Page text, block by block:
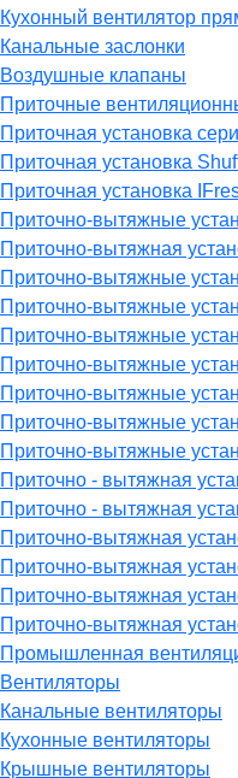
Кухонный вентилятор
Канальные заслонки
Воздушные клапаны
Приточные
Приточная установка
Приточная установка
Приточная установка
Приточно-вытяжные
Приточно-вытяжная
Приточно-вытяжные
Приточно-вытяжные
Приточно-вытяжные
Приточно-вытяжные
Приточно-вытяжные
Приточно-вытяжные
Приточно-вытяжные
Приточно - вытяжная
Приточно - вытяжная
Приточно-вытяжная
Приточно-вытяжная
Приточно-вытяжная
Приточно-вытяжная
Промышленная
Вентиляторы
Канальные вентиляторы
Кухонные вентиляторы
Крышные вентиляторы